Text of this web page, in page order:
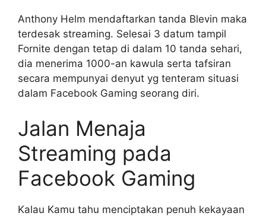
Anthony Helm mendaftarkan tanda Blevin maka
terdesak streaming. Selesai 3 datum tampil
Fornite dengan tetap di dalam 10 tanda sehari,
dia menerima 1000-an kawula serta tafsiran
secara mempunyai denyut yg tenteram situasi
dalam Facebook Gaming seorang diri.
Jalan Menaja
Streaming pada
Facebook Gaming
Kalau Kamu tahu menciptakan penuh kekayaan